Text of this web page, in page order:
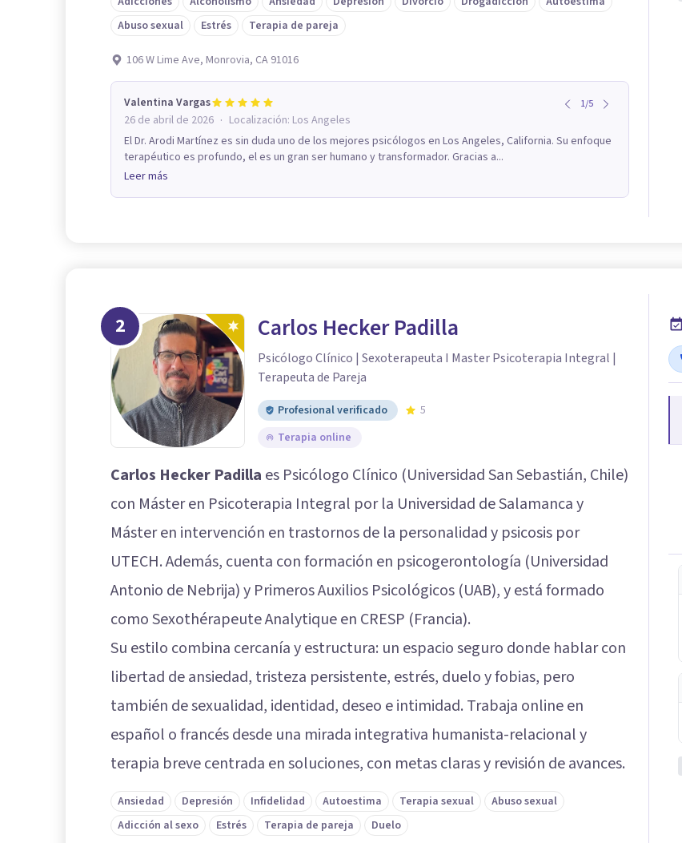
Abuso sexual
Estrés Terapia de pareja
106 W Lime Ave, Monrovia, CA 91016
Valentina Vargas 1/5
26 de abril de 2026 · Localización: Los Angeles
El Dr. Arodi Martínez es sin duda uno de los mejores psicólogos en Los Angeles, California. Su enfoque
terapéutico es profundo, el es un gran ser humano y transformador. Gracias a...
Leer más
2 Carlos Hecker Padilla
Psicólogo Clínico | Sexoterapeuta I Master Psicoterapia Integral |
Terapeuta de Pareja
Profesional verificado
5
Terapia online
Carlos Hecker Padilla es Psicólogo Clínico (Universidad San Sebastián, Chile)
con Máster en Psicoterapia Integral por la Universidad de Salamanca y
Máster en intervención en trastornos de la personalidad y psicosis por
UTECH. Además, cuenta con formación en psicogerontología (Universidad
Antonio de Nebrija) y Primeros Auxilios Psicológicos (UAB), y está formado
como Sexothérapeute Analytique en CRESP (Francia).
Su estilo combina cercanía y estructura: un espacio seguro donde hablar con
libertad de ansiedad, tristeza persistente, estrés, duelo y fobias, pero
también de sexualidad, identidad, deseo e intimidad. Trabaja online en
español o francés desde una mirada integrativa humanista-relacional y
terapia breve centrada en soluciones, con metas claras y revisión de avances.
Ansiedad Depresión Infidelidad Autoestima Terapia sexual
Abuso sexual
Adicción al sexo
Estrés Terapia de pareja Duelo